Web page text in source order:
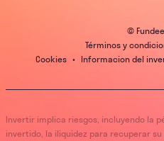
©
Términos y
Cookies • Informacion del
Invertir implica riesgos, incluyendo la
invertido, la iliquidez para recuperar